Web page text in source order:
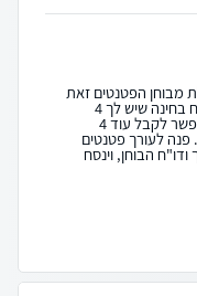
מבוחן הפטנטים זאת
לא "החלטה" אלא דו"ח בחינה שיש לך 4
חודשים לענות עליו (ואפשר לקבל עוד 4
לעורך פטנטים
הבוחן, וינסח